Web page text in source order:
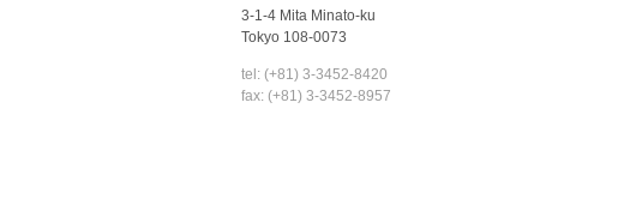
3-1-4 Mita Minato-ku
Tokyo 108-0073
tel: (+81) 3-3452-8420
fax: (+81) 3-3452-8957